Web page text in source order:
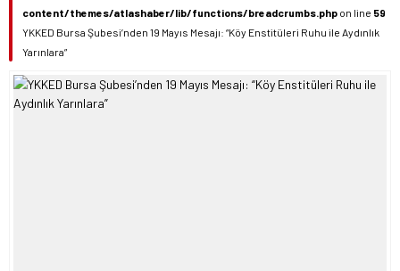
content/themes/atlashaber/lib/functions/breadcrumbs.php on line 59
YKKED Bursa Şubesi’nden 19 Mayıs Mesajı: “Köy Enstitüleri Ruhu ile Aydınlık
Yarınlara”